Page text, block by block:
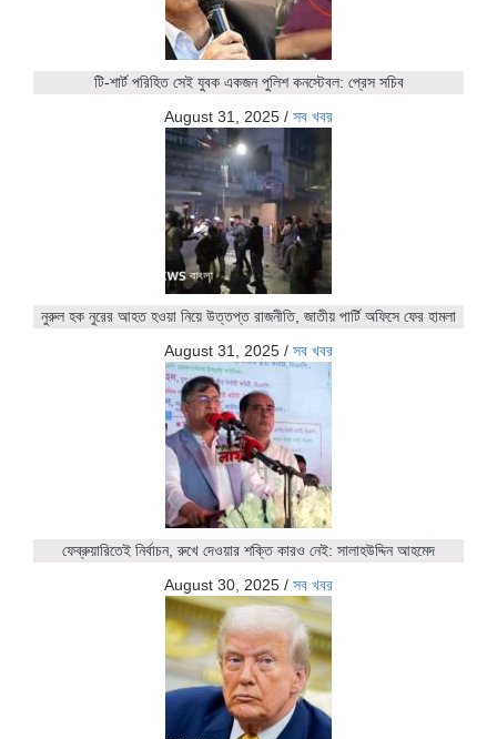
টি-শার্ট পরিহিত সেই যুবক একজন পুলিশ কনস্টেবল: প্রেস সচিব
August 31, 2025 / সব খবর
নুরুল হক নুরের আহত হওয়া নিয়ে উত্তপ্ত রাজনীতি, জাতীয় পার্টি অফিসে ফের হামলা
August 31, 2025 / সব খবর
ফেব্রুয়ারিতেই নির্বাচন, রুখে দেওয়ার শক্তি কারও নেই: সালাহউদ্দিন আহমেদ
August 30, 2025 / সব খবর